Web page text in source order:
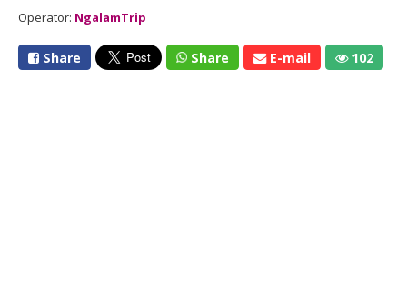
Operator: NgalamTrip
Share Share E-mail 102